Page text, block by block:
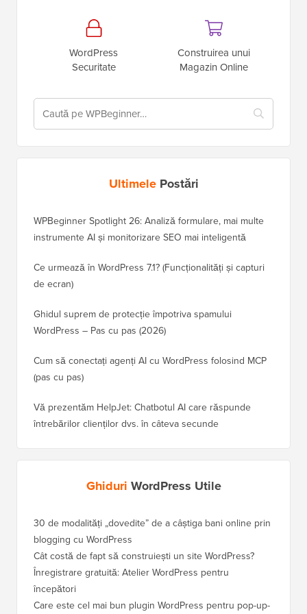
WordPress
Securitate
Construirea unui
Magazin Online
UltimelePostări
WPBeginner Spotlight 26: Analiză formulare, mai multe
instrumente AI și monitorizare SEO mai inteligentă
Ce urmează în WordPress 7.1? (Funcționalități și capturi
de ecran)
Ghidul suprem de protecție împotriva spamului
WordPress – Pas cu pas (2026)
Cum să conectați agenți AI cu WordPress folosind MCP
(pas cu pas)
Vă prezentăm HelpJet: Chatbotul AI care răspunde
întrebărilor clienților dvs. în câteva secunde
Ghiduri WordPress Utile
30 de modalități „dovedite” de a câștiga bani online prin
blogging cu WordPress
Cât costă de fapt să construiești un site WordPress?
Înregistrare gratuită: Atelier WordPress pentru